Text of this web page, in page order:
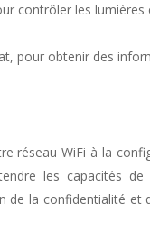
contrôler les
pour obtenir des
réseau WiFi à la
les capacités
de la confidentialité